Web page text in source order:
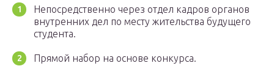
Непосредственно через отдел кадров органов
внутренних дел по месту жительства будущего
студента.
Прямой набор на основе конкурса.